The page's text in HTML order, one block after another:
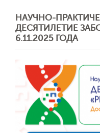
НАУЧНО-
ДЕСЯТИЛЕТИЕ
6.11.2025 ГОДА